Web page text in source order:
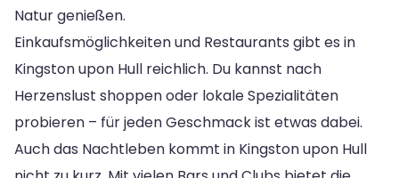
Natur genießen.
Einkaufsmöglichkeiten und Restaurants gibt es in
Kingston upon Hull reichlich. Du kannst nach
Herzenslust shoppen oder lokale Spezialitäten
probieren – für jeden Geschmack ist etwas dabei.
Auch das Nachtleben kommt in Kingston upon Hull